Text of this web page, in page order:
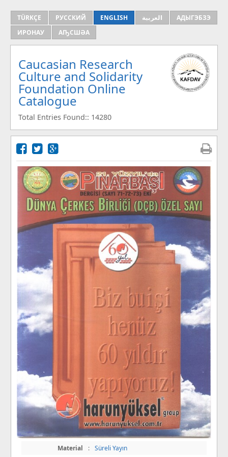
TÜRKÇE РУССКИЙ ENGLISH العربية
АДЫГЭБЗЭ
ИРОНАУ
АҦСШӘА
Caucasian Research
Culture and Solidarity
Foundation Online
Catalogue
Total Entries Found:: 14280
Material : Süreli Yayın